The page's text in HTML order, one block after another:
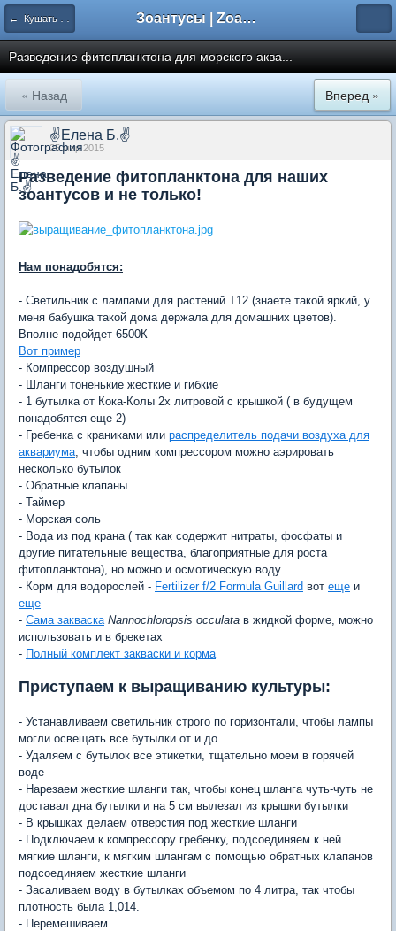
← Кушать любят все! Зоантусы | Zoasfan.ru
Разведение фитопланктона для морского аква...
« Назад Вперед »
✌Елена Б.✌
25 мар 2015
Разведение фитопланктона для наших
зоантусов и не только!
Нам понадобятся:
- Светильник с лампами для растений Т12 (знаете такой яркий, у
меня бабушка такой дома держала для домашних цветов).
Вполне подойдет 6500К
Вот пример
- Компрессор воздушный
- Шланги тоненькие жесткие и гибкие
- 1 бутылка от Кока-Колы 2х литровой с крышкой ( в будущем
понадобятся еще 2)
- Гребенка с краниками или распределитель подачи воздуха для
аквариума, чтобы одним компрессором можно аэрировать
несколько бутылок
- Обратные клапаны
- Таймер
- Морская соль
- Вода из под крана ( так как содержит нитраты, фосфаты и
другие питательные вещества, благоприятные для роста
фитопланктона), но можно и осмотическую воду.
- Корм для водорослей - Fertilizer f/2 Formula Guillard вот еще и
еще
- Сама закваска Nannochloropsis occulata в жидкой форме, можно
использовать и в брекетах
- Полный комплект закваски и корма
Приступаем к выращиванию культуры:
- Устанавливаем светильник строго по горизонтали, чтобы лампы
могли освещать все бутылки от и до
- Удаляем с бутылок все этикетки, тщательно моем в горячей
воде
- Нарезаем жесткие шланги так, чтобы конец шланга чуть-чуть не
доставал дна бутылки и на 5 см вылезал из крышки бутылки
- В крышках делаем отверстия под жесткие шланги
- Подключаем к компрессору гребенку, подсоединяем к ней
мягкие шланги, к мягким шлангам с помощью обратных клапанов
подсоединяем жесткие шланги
- Засаливаем воду в бутылках объемом по 4 литра, так чтобы
плотность была 1,014.
- Перемешиваем